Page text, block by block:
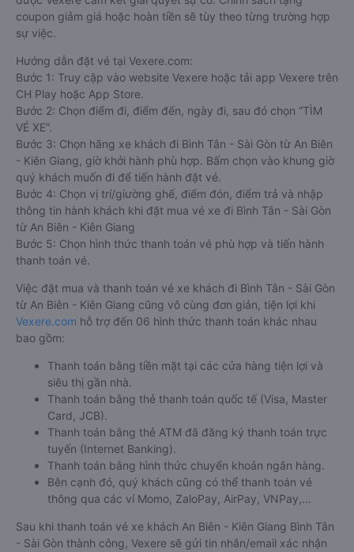
coupon giảm giá hoặc hoàn tiền sẽ tùy theo từng trường hợp
sự việc.
Hướng dẫn đặt vé tại Vexere.com:
Bước 1: Truy cập vào website Vexere hoặc tải app Vexere trên
CH Play hoặc App Store.
Bước 2: Chọn điểm đi, điểm đến, ngày đi, sau đó chọn “TÌM
VÉ XE”.
Bước 3: Chọn hãng xe khách đi Bình Tân - Sài Gòn từ An Biên
- Kiên Giang, giờ khởi hành phù hợp. Bấm chọn vào khung giờ
quý khách muốn đi để tiến hành đặt vé.
Bước 4: Chọn vị trí/giường ghế, điểm đón, điểm trả và nhập
thông tin hành khách khi đặt mua vé xe đi Bình Tân - Sài Gòn
từ An Biên - Kiên Giang
Bước 5: Chọn hình thức thanh toán vé phù hợp và tiến hành
thanh toán vé.
Việc đặt mua và thanh toán vé xe khách đi Bình Tân - Sài Gòn
từ An Biên - Kiên Giang cũng vô cùng đơn giản, tiện lợi khi
Vexere.com hỗ trợ đến 06 hình thức thanh toán khác nhau
bao gồm:
Thanh toán bằng tiền mặt tại các cửa hàng tiện lợi và
siêu thị gần nhà.
Thanh toán bằng thẻ thanh toán quốc tế (Visa, Master
Card, JCB).
Thanh toán bằng thẻ ATM đã đăng ký thanh toán trực
tuyến (Internet Banking).
Thanh toán bằng hình thức chuyển khoản ngân hàng.
Bên cạnh đó, quý khách cũng có thể thanh toán vé
thông qua các ví Momo, ZaloPay, AirPay, VNPay,…
Sau khi thanh toán vé xe khách An Biên - Kiên Giang Bình Tân
- Sài Gòn thành công, Vexere sẽ gửi tin nhắn/email xác nhận